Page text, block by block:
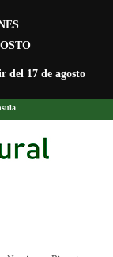
del 17 de agosto